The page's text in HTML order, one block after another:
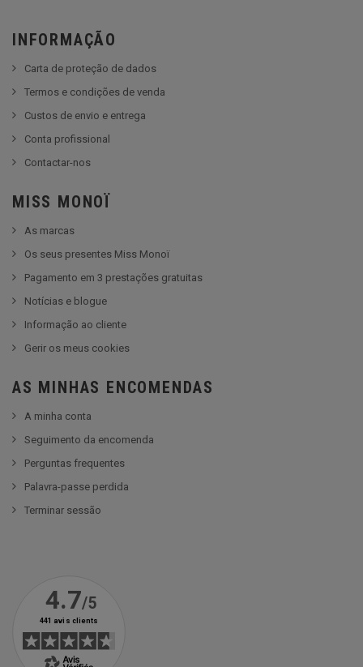
INFORMAÇÃO
Carta de proteção de dados
Termos e condições de venda
Custos de envio e entrega
Conta profissional
Contactar-nos
MISS MONOÏ
As marcas
Os seus presentes Miss Monoï
Pagamento em 3 prestações gratuitas
Notícias e blogue
Informação ao cliente
Gerir os meus cookies
AS MINHAS ENCOMENDAS
A minha conta
Seguimento da encomenda
Perguntas frequentes
Palavra-passe perdida
Terminar sessão